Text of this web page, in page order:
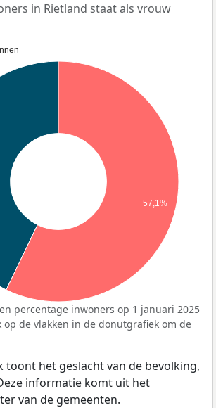
in Rietland staat als vrouw
57,1%
percentage inwoners op 1 januari 2025
op de vlakken in de donutgrafiek om de
toont het geslacht van de bevolking,
informatie komt uit het
van de gemeenten.